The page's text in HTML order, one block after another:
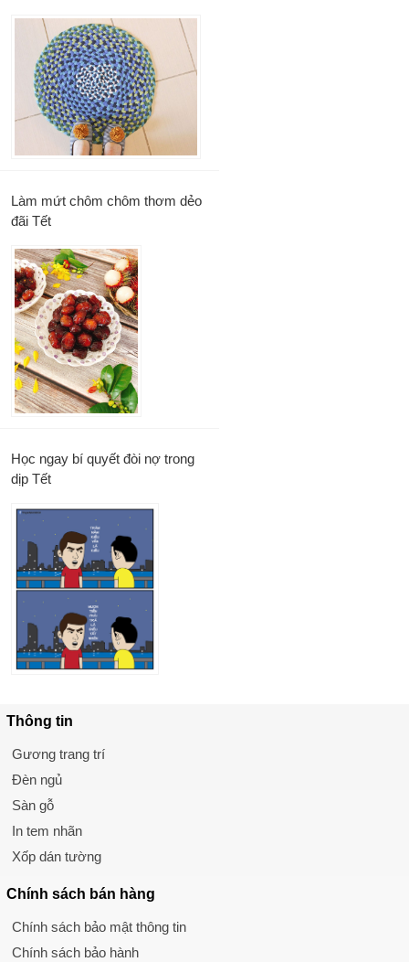
Làm mứt chôm chôm thơm dẻo
đãi Tết
Học ngay bí quyết đòi nợ trong
dịp Tết
Thông tin
Gương trang trí
Đèn ngủ
Sàn gỗ
In tem nhãn
Xốp dán tường
Chính sách bán hàng
Chính sách bảo mật thông tin
Chính sách bảo hành